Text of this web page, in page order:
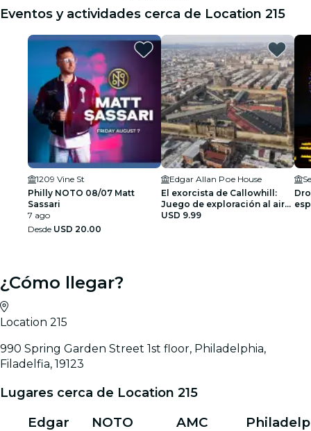
Eventos y actividades cerca de Location 215
1209 Vine St
Philly NOTO 08/07 Matt
Sassari
7 ago
Desde USD 20.00
Edgar Allan Pоe House
El exorcista de Callowhill:
Juego de exploración al aire
libre de Filadelfia
USD 9.99
¿Cómo llegar?
Location 215
990 Spring Garden Street 1st floor, Philadelphia,
Filadelfia, 19123
Lugares cerca de Location 215
Edgar
NOTO
AMC